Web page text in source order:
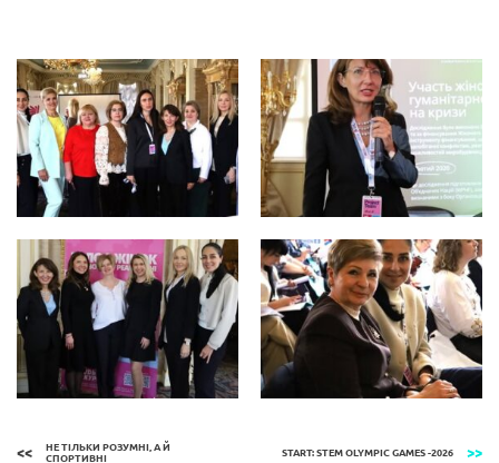
НЕ ТІЛЬКИ РОЗУМНІ, А Й
СПОРТИВНІ
START: STEM OLYMPIC GAMES -2026